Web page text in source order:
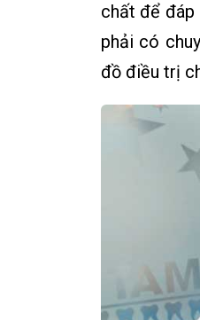
chất để đáp
phải có
đồ điều trị